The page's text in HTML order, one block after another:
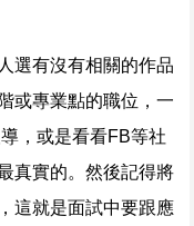
選有沒有相關的作品
或專業點的職位，一
，或是看看FB等社
真實的。然後記得將
這就是面試中要跟應